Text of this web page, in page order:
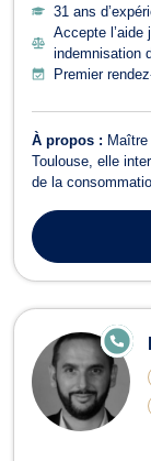
31 ans
Accepte l’aide
indemnisation
Premier
À propos :
Toulouse, elle
de la
contestation de
d...
E
N
LI
G
E